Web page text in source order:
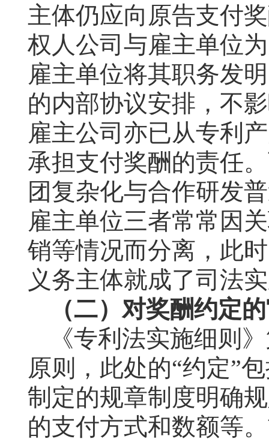
主体仍应向原告支付
权人公司与雇主单位
雇主单位将其职务发
的内部协议安排，不
雇主公司亦已从专利
承担支付奖酬的责任
团复杂化与合作研发
雇主单位三者常常因
销等情况而分离，此
义务主体就成了司法
（二）对奖酬约定
《专利法实施细则
原则，此处的“约定”
制定的规章制度明确
的支付方式和数额等